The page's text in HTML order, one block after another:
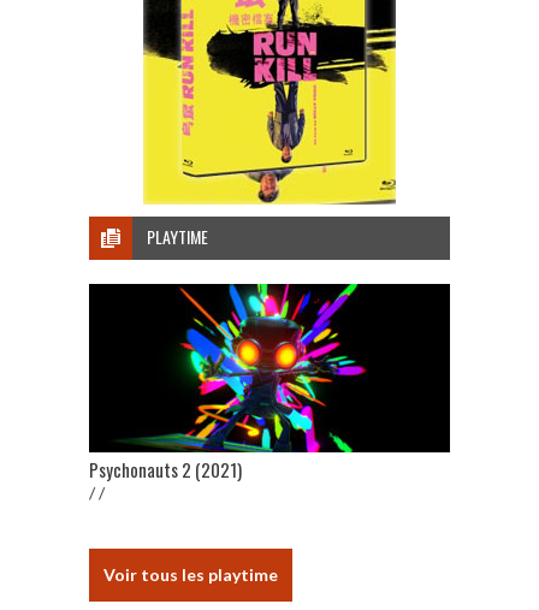
PLAYTIME
Psychonauts 2 (2021)
/ /
Voir tous les playtime